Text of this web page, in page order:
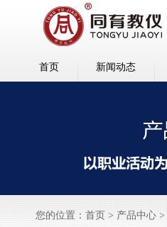
首页 新闻动态
您的位置： 首页 > 产品中心 >